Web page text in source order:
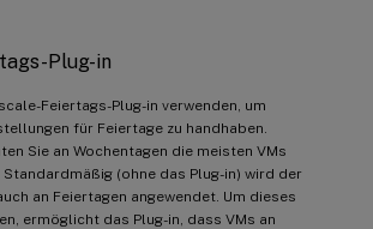
Plug-in
Feiertags-Plug-in verwenden, um
für Feiertage zu handhaben.
Sie an Wochentagen die meisten VMs
(ohne das Plug-in) wird der
an Feiertagen angewendet. Um dieses
ermöglicht das Plug-in, dass VMs an